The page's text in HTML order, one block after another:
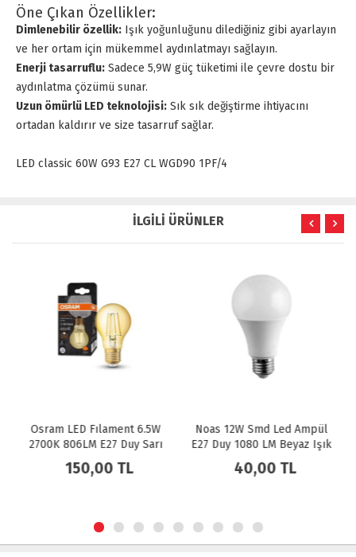
Öne Çıkan Özellikler:
Dimlenebilir özellik: Işık yoğunluğunu dilediğiniz gibi ayarlayın
ve her ortam için mükemmel aydınlatmayı sağlayın.
Enerji tasarruflu: Sadece 5,9W güç tüketimi ile çevre dostu bir
aydınlatma çözümü sunar.
Uzun ömürlü LED teknolojisi: Sık sık değiştirme ihtiyacını
ortadan kaldırır ve size tasarruf sağlar.
LED classic 60W G93 E27 CL WGD90 1PF/4
İLGİLİ ÜRÜNLER
Osram LED Fılament 6.5W
2700K 806LM E27 Duy Sarı
Işık Ampul Dim Edilebilir /
4099854394294
150,00 TL
Noas 12W Smd Led Ampül
E27 Duy 1080 LM Beyaz Işık
40,00 TL